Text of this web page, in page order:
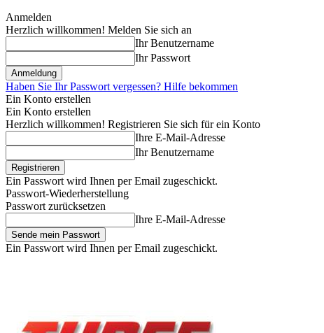
Anmelden
Herzlich willkommen! Melden Sie sich an
Ihr Benutzername
Ihr Passwort
Haben Sie Ihr Passwort vergessen? Hilfe bekommen
Ein Konto erstellen
Ein Konto erstellen
Herzlich willkommen! Registrieren Sie sich für ein Konto
Ihre E-Mail-Adresse
Ihr Benutzername
Ein Passwort wird Ihnen per Email zugeschickt.
Passwort-Wiederherstellung
Passwort zurücksetzen
Ihre E-Mail-Adresse
Ein Passwort wird Ihnen per Email zugeschickt.